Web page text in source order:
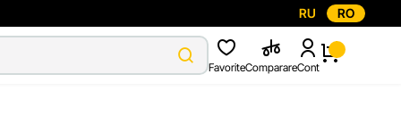
RU RO
FavoriteComparareCont